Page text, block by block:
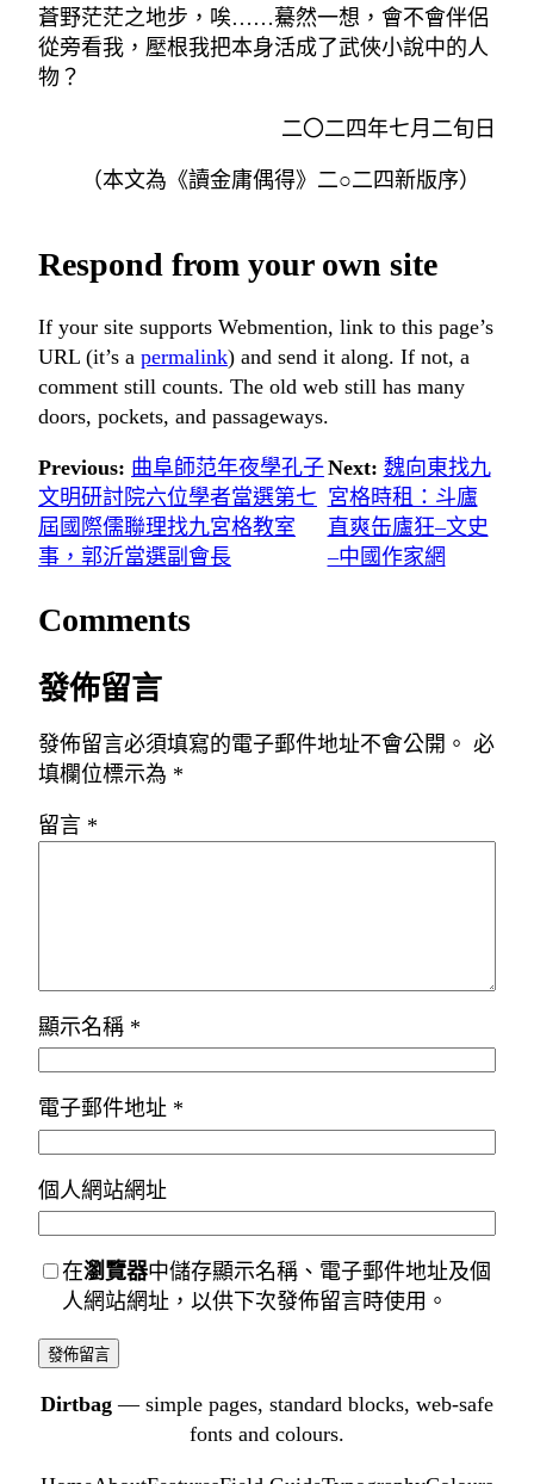
蒼野茫茫之地步，唉……驀然一想，會不會伴侶
從旁看我，壓根我把本身活成了武俠小說中的人
物？
二〇二四年七月二旬日
（本文為《讀金庸偶得》二○二四新版序）
Respond from your own site
If your site supports Webmention, link to this page’s
URL (it’s a permalink) and send it along. If not, a
comment still counts. The old web still has many
doors, pockets, and passageways.
Previous: 曲阜師范年夜學孔子
文明研討院六位學者當選第七
屆國際儒聯理找九宮格教室
事，郭沂當選副會長
Next: 魏向東找九
宮格時租：斗廬
直爽缶廬狂–文史
–中國作家網
Comments
發佈留言
發佈留言必須填寫的電子郵件地址不會公開。 必
填欄位標示為 *
留言 *
顯示名稱 *
電子郵件地址 *
個人網站網址
在瀏覽器中儲存顯示名稱、電子郵件地址及個
人網站網址，以供下次發佈留言時使用。
Dirtbag — simple pages, standard blocks, web-safe
fonts and colours.